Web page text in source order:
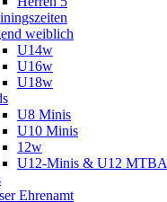
weiblich
U14w
U16w
U18w
U8 Minis
U10 Minis
12w
U12-Minis & U12 MTBA
Ehrenamt